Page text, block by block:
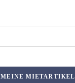
MEINE MIETARTIKEL